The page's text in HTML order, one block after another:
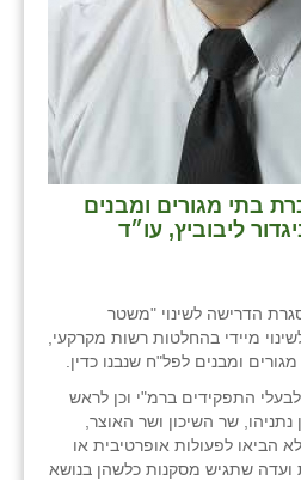
בתי מגורים ומבנים
ליבוביץ, עו״ד
הדרישה לשינוי "משטר
מיידי בהחלטות רשות מקרקעי,
ומבנים לפל"ח שנבנו כדין.
התפקידים ברמ"י וכן לראש
שר השיכון ושר האוצר,
הביאו לפעולות אופרטיבית או
ועדה שתגיש מסקנות כלשהן בנושא